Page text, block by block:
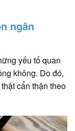
ngân
yếu tố quan
không. Do đó,
cẩn thận theo